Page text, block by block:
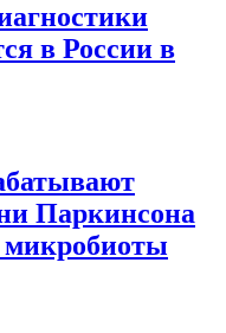
в России в
Паркинсона
микробиоты